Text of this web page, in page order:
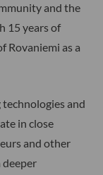
and the
15 years of
Rovaniemi as a
and
in close
and other
deeper